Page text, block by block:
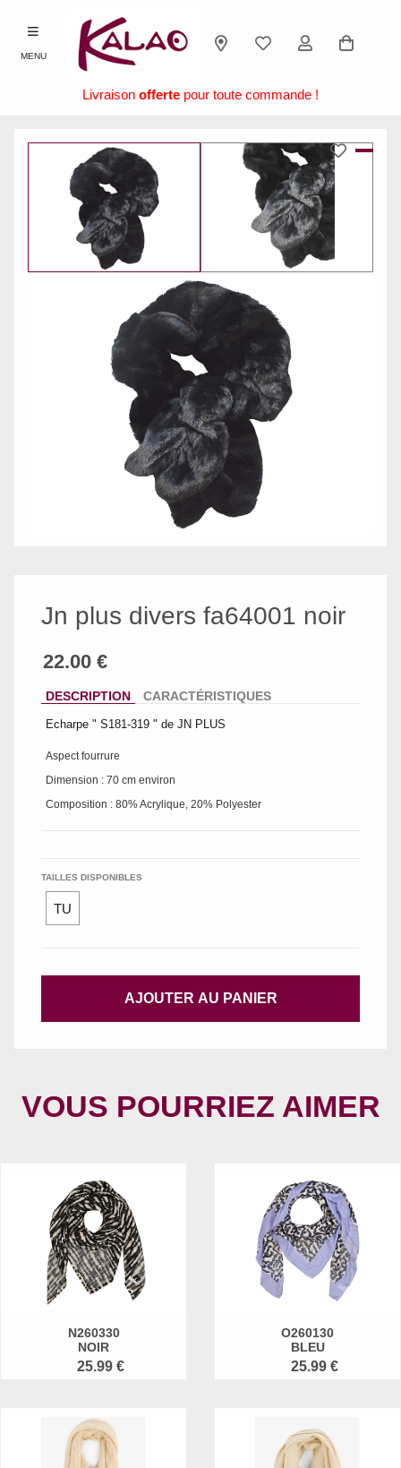
MENU
Livraison offerte pour toute commande !
Jn plus divers fa64001 noir
DESCRIPTION CARACTÉRISTIQUES
Echarpe " S181-319 " de JN PLUS
Aspect fourrure
Dimension : 70 cm environ
Composition : 80% Acrylique, 20% Polyester
TAILLES DISPONIBLES
TU
AJOUTER AU PANIER
VOUS POURRIEZ AIMER
N260330
NOIR
25.99 €
O260130
BLEU
25.99 €